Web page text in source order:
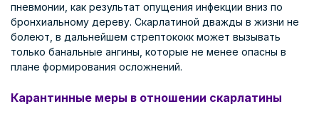
пневмонии, как результат опущения инфекции вниз по
бронхиальному дереву. Скарлатиной дважды в жизни не
болеют, в дальнейшем стрептококк может вызывать
только банальные ангины, которые не менее опасны в
плане формирования осложнений.
Карантинные меры в отношении скарлатины